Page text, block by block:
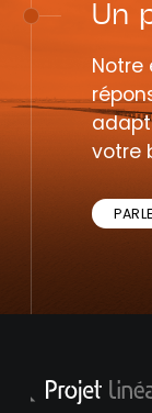
Un
Notre
votre